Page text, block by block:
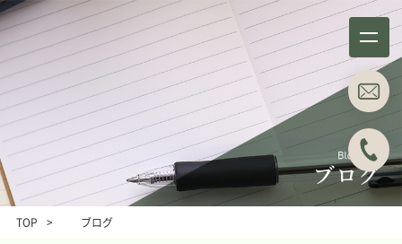
事務所概要
About
業務分野
Business field
TOP > ブログ